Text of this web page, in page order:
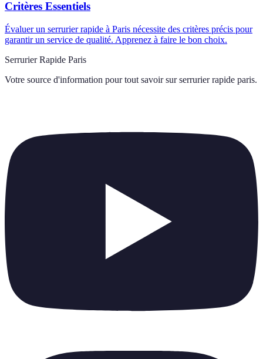
Critères Essentiels
Évaluer un serrurier rapide à Paris nécessite des critères précis pour
garantir un service de qualité. Apprenez à faire le bon choix.
Serrurier Rapide Paris
Votre source d'information pour tout savoir sur serrurier rapide paris.